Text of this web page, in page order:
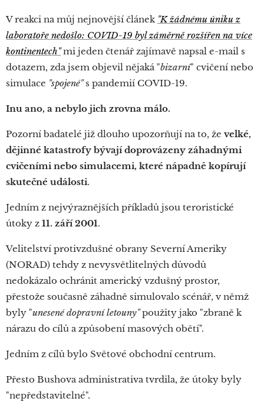
V reakci na můj nejnovější článek "K žádnému úniku z
laboratoře nedošlo: COVID-19 byl záměrně rozšířen na více
kontinentech"mi jeden čtenář zajímavě napsal e-mail s
dotazem, zda jsem objevil nějaká "bizarní" cvičení nebo
simulace "spojené"s pandemií COVID-19.
Inu ano, a nebylo jich zrovna málo.
Pozorní badatelé již dlouho upozorňují na to, že velké,
dějinné katastrofy bývají doprovázeny záhadnými
cvičeními nebo simulacemi, které nápadně kopírují
skutečné události.
Jedním z nejvýraznějších příkladů jsou teroristické
útoky z 11. září 2001.
Velitelství protivzdušné obrany Severní Ameriky
(NORAD) tehdy z nevysvětlitelných důvodů
nedokázalo ochránit americký vzdušný prostor,
přestože současně záhadně simulovalo scénář, v němž
byly "unesené dopravní letouny"použity jako "zbraně k
nárazu do cílů a způsobení masových obětí".
Jedním z cílů bylo Světové obchodní centrum.
Přesto Bushova administrativa tvrdila, že útoky byly
"nepředstavitelné".